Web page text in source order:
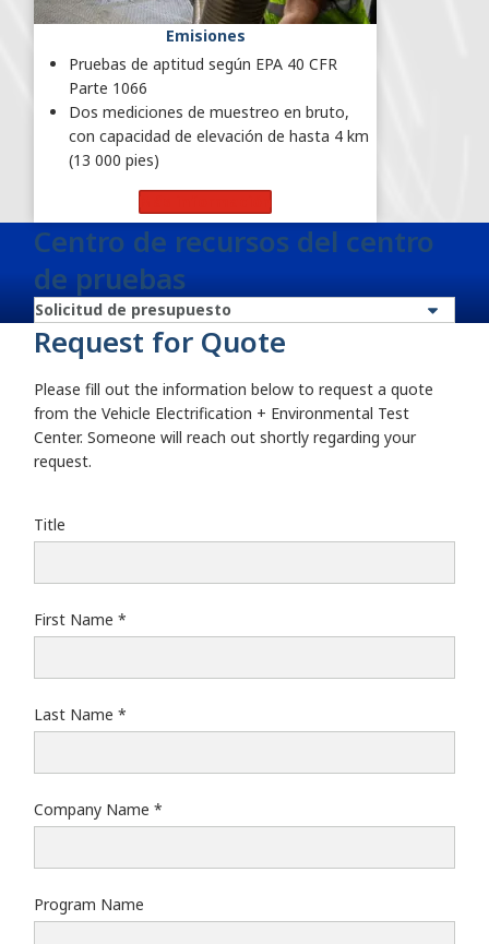
Emisiones
Pruebas de aptitud según EPA 40 CFR
Parte 1066
Dos mediciones de muestreo en bruto,
con capacidad de elevación de hasta 4 km
(13 000 pies)
Centro de recursos del centro
de pruebas
Request for Quote
Please fill out the information below to request a quote
from the Vehicle Electrification + Environmental Test
Center. Someone will reach out shortly regarding your
request.
Title
First Name
Last Name
Company Name
Program Name